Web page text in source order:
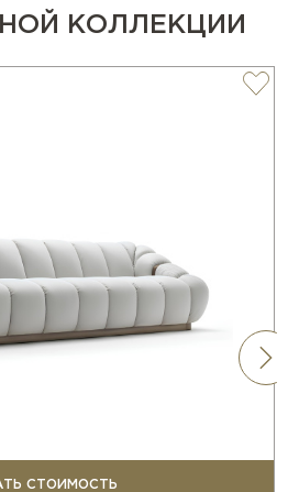
КОЛЛЕКЦИИ
СТОИМОСТЬ